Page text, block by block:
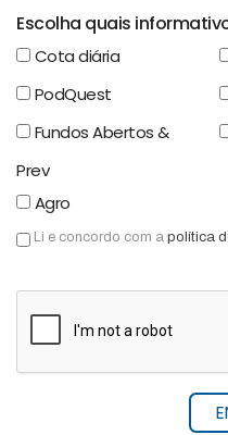
Escolha quais
Cota diária
PodQuest
Fundos Abertos &
Prev
Agro
Li e concordo com a política